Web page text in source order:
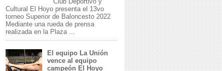
Cultural El Hoyo presenta el 13vo
torneo Superior de Baloncesto 2022
Mediante una rueda de prensa
realizada en la Plaza ...
El equipo La Unión
vence al equipo
campeón El Hoyo